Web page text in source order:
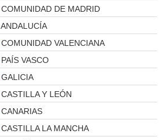
COMUNIDAD DE MADRID
ANDALUCÍA
COMUNIDAD VALENCIANA
PAÍS VASCO
GALICIA
CASTILLA Y LEÓN
CANARIAS
CASTILLA LA MANCHA